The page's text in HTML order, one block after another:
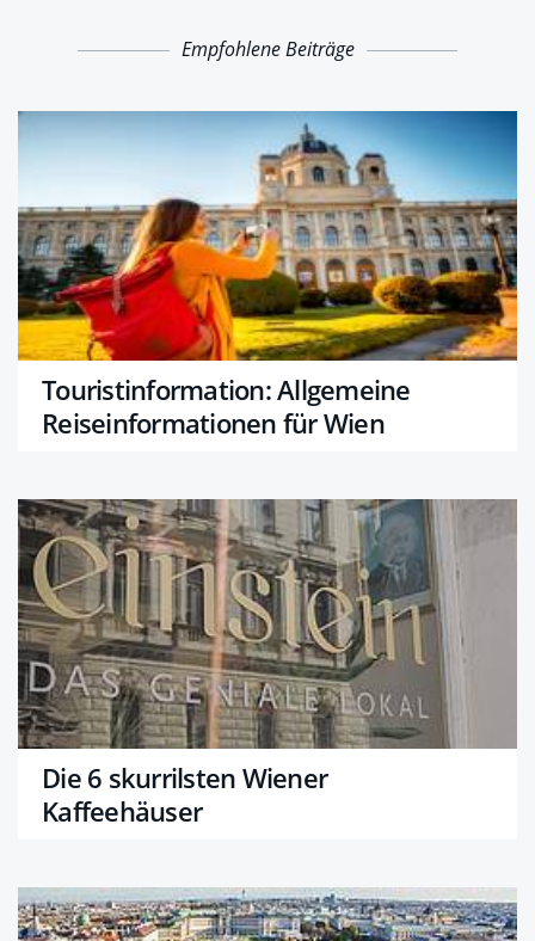
Empfohlene Beiträge
Touristinformation: Allgemeine
Reiseinformationen für Wien
Die 6 skurrilsten Wiener
Kaffeehäuser